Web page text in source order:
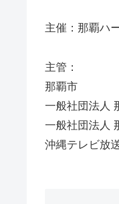
主催：那覇ハ
主管：
那覇市
一般社団法人
一般社団法人
沖縄テレビ放